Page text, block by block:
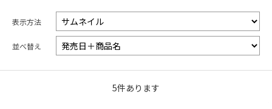
表示方法
並べ替え
5件あります